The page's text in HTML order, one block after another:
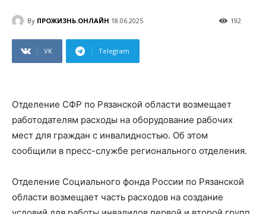
By ПРОЖИЗНЬ.ОНЛАЙН 18.06.2025 192
VK Telegram
Отделение СФР по Рязанской области возмещает
работодателям расходы на оборудование рабочих
мест для граждан с инвалидностью. Об этом
сообщили в пресс-службе регионального отделения.
Отделение Социального фонда России по Рязанской
области возмещает часть расходов на создание